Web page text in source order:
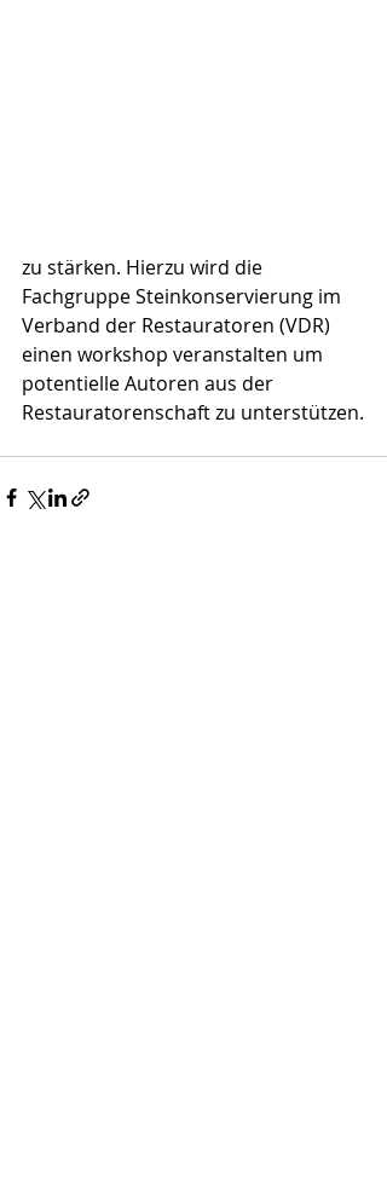
zu stärken. Hierzu wird die
Fachgruppe Steinkonservierung im
Verband der Restauratoren (VDR)
einen workshop veranstalten um
potentielle Autoren aus der
Restauratorenschaft zu unterstützen.